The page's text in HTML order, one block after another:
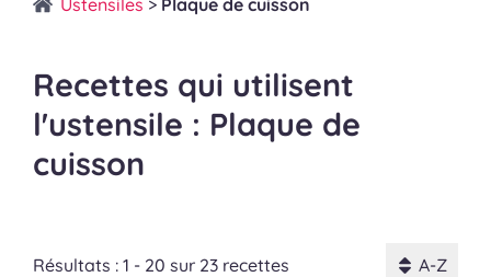
Ustensiles > Plaque de cuisson
Recettes qui utilisent
l'ustensile : Plaque de
cuisson
Résultats : 1 - 20 sur 23 recettes A-Z